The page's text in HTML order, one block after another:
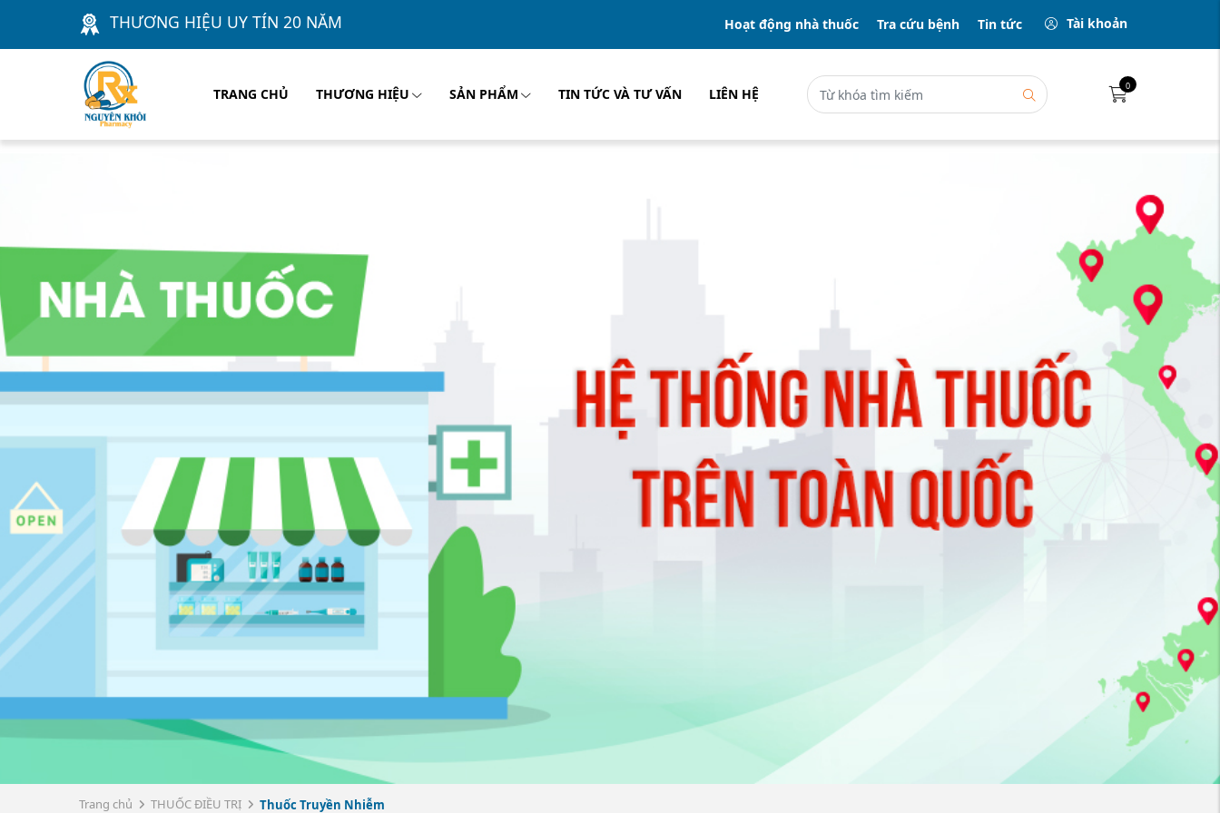
THƯƠNG HIỆU UY TÍN 20 NĂM Hoạt động nhà thuốc Tra cứu bệnh Tin tức Tài khoản
TRANG CHỦ THƯƠNG HIỆU SẢN PHẨM TIN TỨC VÀ TƯ VẤN LIÊN HỆ 0
Trang chủ THUỐC ĐIỀU TRỊ Thuốc Truyền Nhiễm